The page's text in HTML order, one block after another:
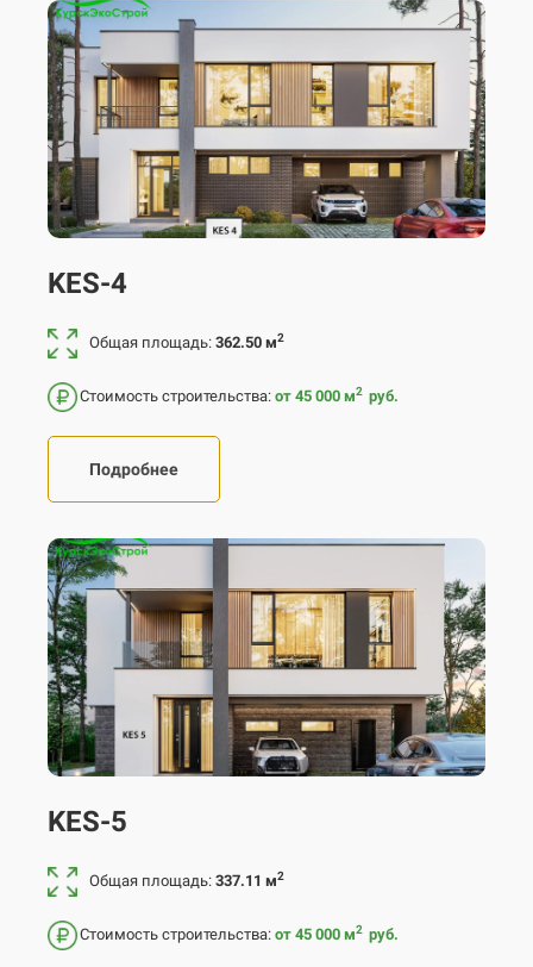
KES-4
Общая площадь: 362.50 м2
Стоимость строительства: от 45 000 м2 руб.
Подробнее
KES-5
Общая площадь: 337.11 м2
Стоимость строительства: от 45 000 м2 руб.